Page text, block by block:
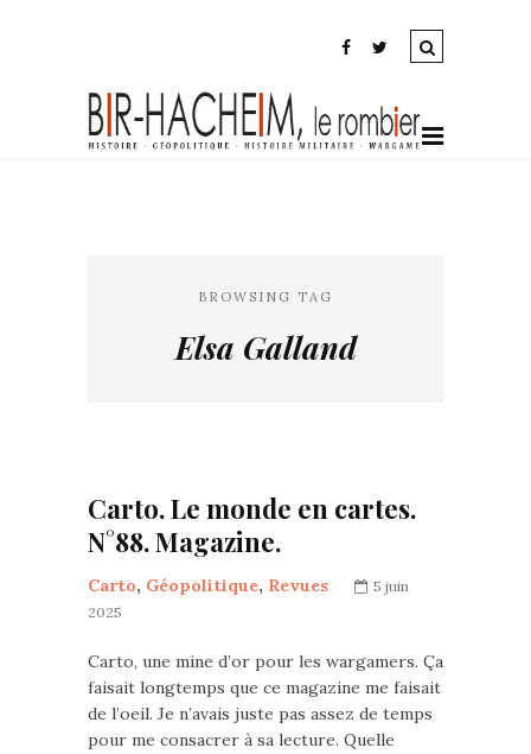
BROWSING TAG
Elsa Galland
Carto. Le monde en cartes.
N°88. Magazine.
Carto, Géopolitique, Revues
5 juin
2025
Carto, une mine d’or pour les wargamers. Ça
faisait longtemps que ce magazine me faisait
de l’oeil. Je n’avais juste pas assez de temps
pour me consacrer à sa lecture. Quelle